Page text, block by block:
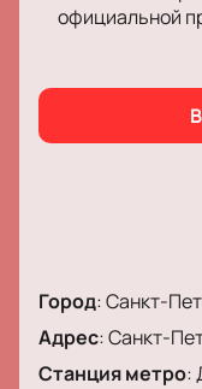
официальной
Город:Санкт-
Адрес:Санкт-
Станция метро: